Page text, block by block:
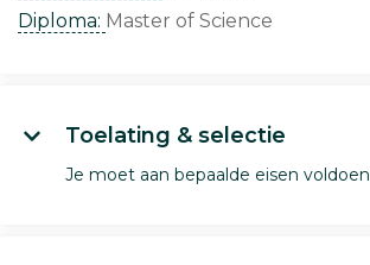
Diploma: Master of Science
Toelating & selectie
Je moet aan bepaalde eisen voldoen